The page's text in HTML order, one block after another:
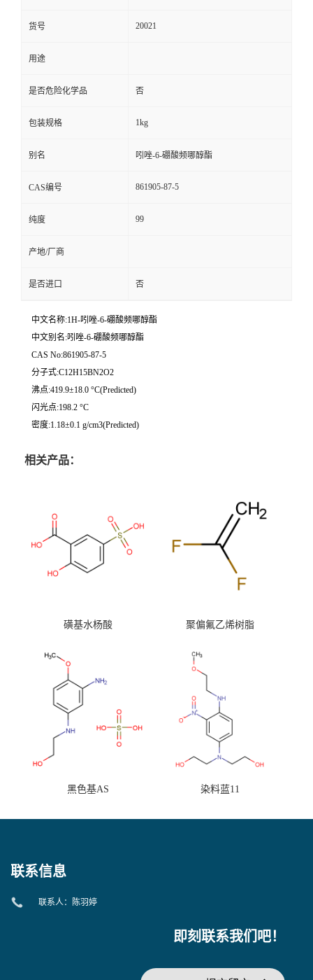
货号 20021
用途
是否危险化学品 否
包装规格 1kg
别名 吲唑-6-硼酸频哪醇酯
CAS编号 861905-87-5
纯度 99
产地/厂商
是否进口 否
中文名称:1H-吲唑-6-硼酸频哪醇酯
中文别名:吲唑-6-硼酸频哪醇酯
CAS No:861905-87-5
分子式:C12H15BN2O2
沸点:419.9±18.0 °C(Predicted)
闪光点:198.2 °C
密度:1.18±0.1 g/cm3(Predicted)
相关产品：
磺基水杨酸 聚偏氟乙烯树脂
黑色基AS 染料蓝11
联系信息
联系人：陈羽婷
即刻联系我们吧！